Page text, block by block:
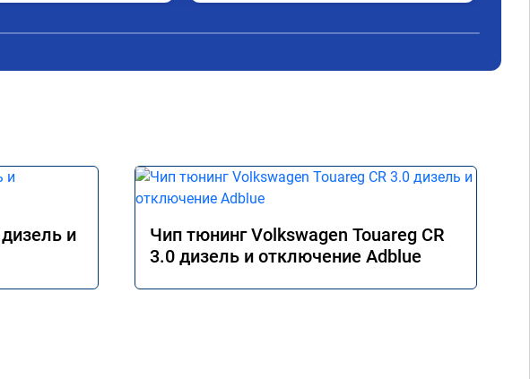
и
Чип тюнинг Volkswagen Touareg CR
3.0 дизель и отключение Adblue